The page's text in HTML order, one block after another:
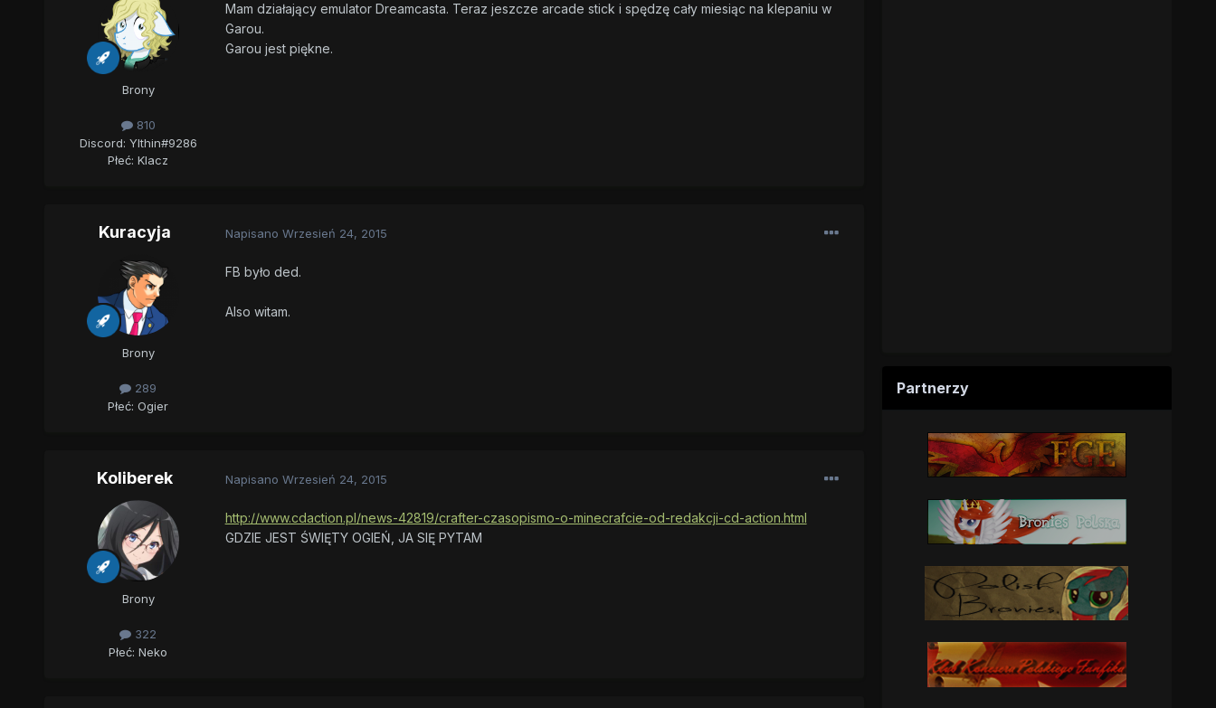
Brony
810
Discord: Ylthin#9286
Płeć: Klacz
Mam działający emulator Dreamcasta. Teraz jeszcze arcade stick i spędzę cały miesiąc na klepaniu w
Garou.
Garou jest piękne.
Kuracyja
Brony
289
Płeć: Ogier
Napisano Wrzesień 24, 2015
FB było ded.
Also witam.
Koliberek
Brony
322
Płeć: Neko
Napisano Wrzesień 24, 2015
http://www.cdaction.pl/news-42819/crafter-czasopismo-o-minecrafcie-od-redakcji-cd-action.html
GDZIE JEST ŚWIĘTY OGIEŃ, JA SIĘ PYTAM
Partnerzy